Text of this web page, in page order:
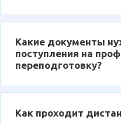
Какие документы
поступления на
переподготовку?
Как проходит